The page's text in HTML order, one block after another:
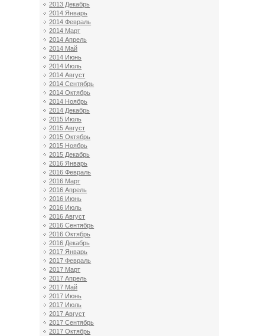
2013 Декабрь
2014 Январь
2014 Февраль
2014 Март
2014 Апрель
2014 Май
2014 Июнь
2014 Июль
2014 Август
2014 Сентябрь
2014 Октябрь
2014 Ноябрь
2014 Декабрь
2015 Июль
2015 Август
2015 Октябрь
2015 Ноябрь
2015 Декабрь
2016 Январь
2016 Февраль
2016 Март
2016 Апрель
2016 Июнь
2016 Июль
2016 Август
2016 Сентябрь
2016 Октябрь
2016 Декабрь
2017 Январь
2017 Февраль
2017 Март
2017 Апрель
2017 Май
2017 Июнь
2017 Июль
2017 Август
2017 Сентябрь
2017 Октябрь